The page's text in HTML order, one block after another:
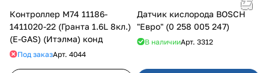
Контроллер М74 11186-
1411020-22 (Гранта 1.6L 8кл.)
(E-GAS) (Итэлма) конд
Под заказАрт. 4044
Датчик кислорода BOSCH
"Евро" (0 258 005 247)
В наличииАрт. 3312